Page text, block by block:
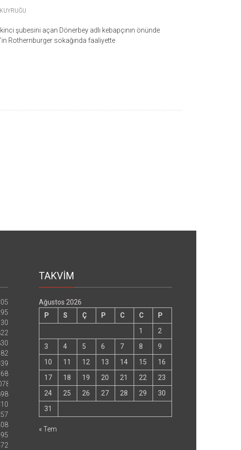
şubesini açan Dönerbey adlı kebapçının önünde
Rothernburger sokağında faaliyette
TAKVİM
Ağustos 2026
P
S Ç P C C
P
1
2
3
4 5 6 7 8
9
10
11 12 13 14 15
16
17
18 19 20 21 22
23
24
25 26 27 28 29
30
31
« Tem